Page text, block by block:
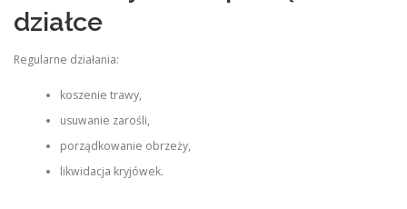
działce
Regularne działania:
koszenie trawy,
usuwanie zarośli,
porządkowanie obrzeży,
likwidacja kryjówek.